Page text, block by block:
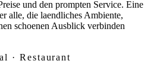
und den prompten Service. Eine
alle, die laendliches Ambiente,
schoenen Ausblick verbinden
· Restaurant